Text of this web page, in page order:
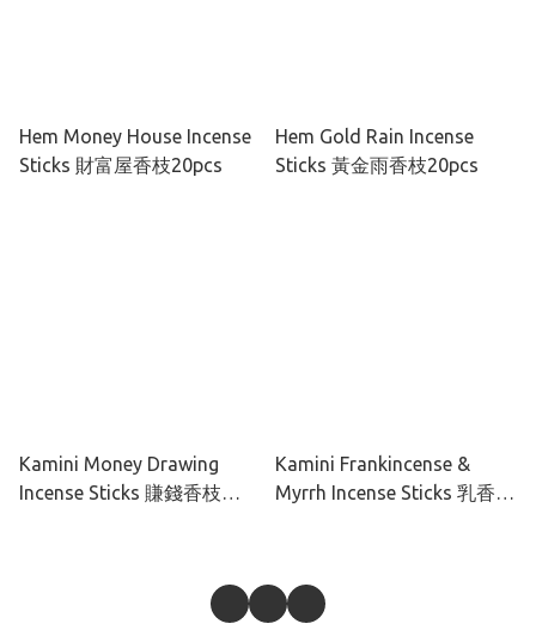
Hem Money House Incense
Sticks 財富屋香枝20pcs
Hem Gold Rain Incense
Sticks 黃金雨香枝20pcs
Kamini Money Drawing
Incense Sticks 賺錢香枝
Kamini Frankincense &
Myrrh Incense Sticks 乳香沒